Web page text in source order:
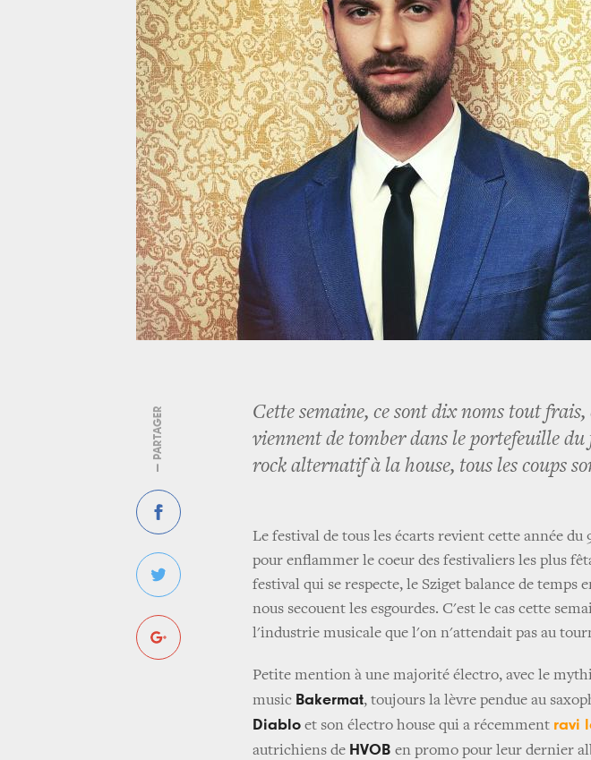
— PARTAGER
Cette semaine, ce sont dix noms tout
viennent de tomber dans le portefeuille
rock alternatif à la house, tous les coups
Le festival de tous les écarts revient cette année du
pour enflammer le coeur des festivaliers les plus
festival qui se respecte, le Sziget balance de temps
nous secouent les esgourdes. C'est le cas cette
l'industrie musicale que l'on n'attendait pas au
Petite mention à une majorité électro, avec le
music Bakermat, toujours la lèvre pendue au
Diablo et son électro house qui a récemment ravi
autrichiens de HVOB en promo pour leur dernier